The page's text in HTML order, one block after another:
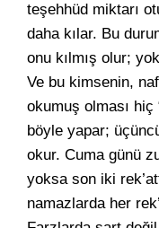
teşehhüd miktarı
daha kılar. Bu
onu kılmış olur;
Ve bu kimsenin,
okumuş olması
böyle yapar;
okur. Cuma günü
yoksa son iki
namazlarda her